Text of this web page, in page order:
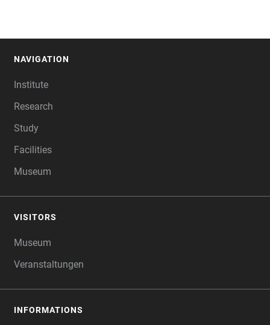
NAVIGATION
Institute
Research
Study
Facilities
Museum
VISITORS
Museum
Veranstaltungen
INFORMATIONS